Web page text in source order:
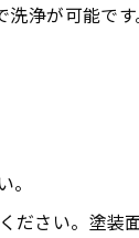
浄が可能で
さい。塗装